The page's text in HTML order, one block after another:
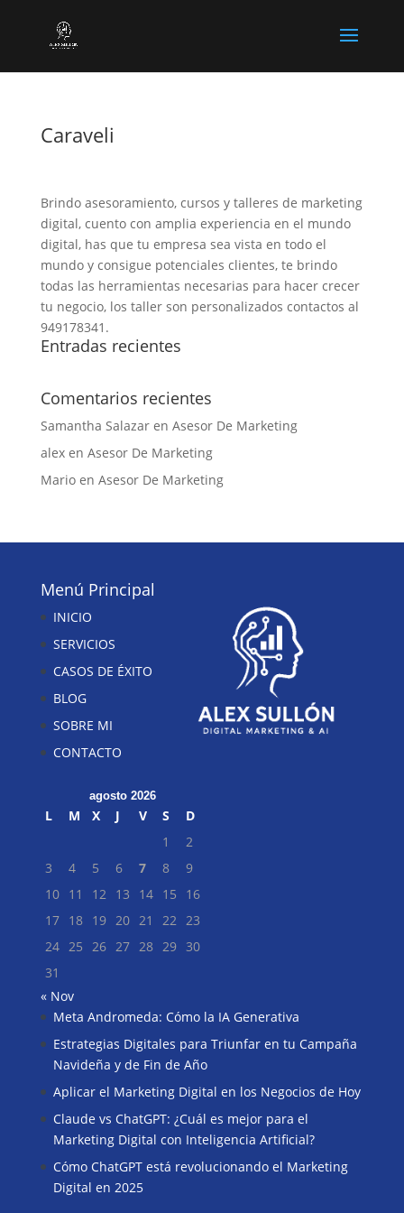
Caraveli
Brindo asesoramiento, cursos y talleres de marketing
digital, cuento con amplia experiencia en el mundo
digital, has que tu empresa sea vista en todo el
mundo y consigue potenciales clientes, te brindo
todas las herramientas necesarias para hacer crecer
tu negocio, los taller son personalizados contactos al
949178341.
Entradas recientes
Comentarios recientes
Samantha Salazaren Asesor De Marketing
alexen Asesor De Marketing
Marioen Asesor De Marketing
Menú Principal
INICIO
SERVICIOS
CASOS DE ÉXITO
BLOG
SOBRE MI
CONTACTO
agosto 2026
L M X J V S
D
1
2
3
4 5 6 7 8
9
10 11 12 13 14 15
16
17 18 19 20 21 22 23
24 25 26 27 28 29 30
31
« Nov
Meta Andromeda: Cómo la IA Generativa
Estrategias Digitales para Triunfar en tu Campaña
Navideña y de Fin de Año
Aplicar el Marketing Digital en los Negocios de Hoy
Claude vs ChatGPT: ¿Cuál es mejor para el
Marketing Digital con Inteligencia Artificial?
Cómo ChatGPT está revolucionando el Marketing
Digital en 2025